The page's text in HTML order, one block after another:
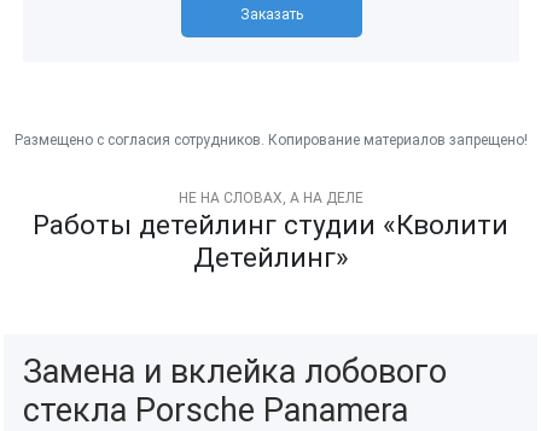
Заказать
НЕ НА СЛОВАХ, А НА ДЕЛЕ
Работы детейлинг студии «Кволити
Детейлинг»
Замена и вклейка лобового
стекла Porsche Panamera